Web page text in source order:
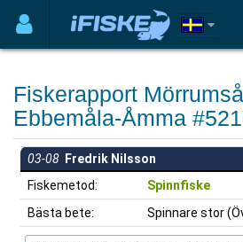
Fiskerapport
Ebbemåla-Åmma
03-08 Fredrik Nilsson
Fiskemetod:
Spinnfiske
Bästa bete:
Spinnare stor